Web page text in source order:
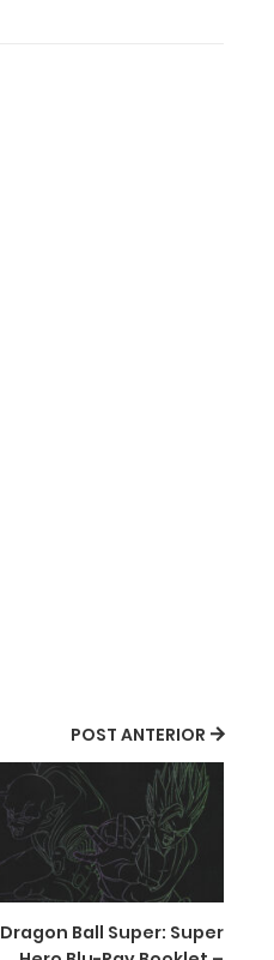
POST ANTERIOR
Dragon Ball Super: Super